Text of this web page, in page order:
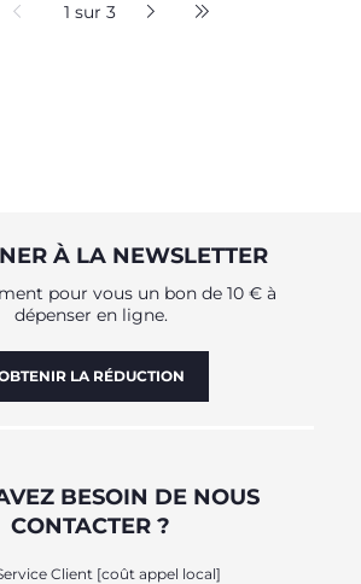
1 sur 3
À LA NEWSLETTER
pour vous un bon de 10 € à
dépenser en ligne.
LA RÉDUCTION
BESOIN DE NOUS
CONTACTER ?
Client [coût appel local]